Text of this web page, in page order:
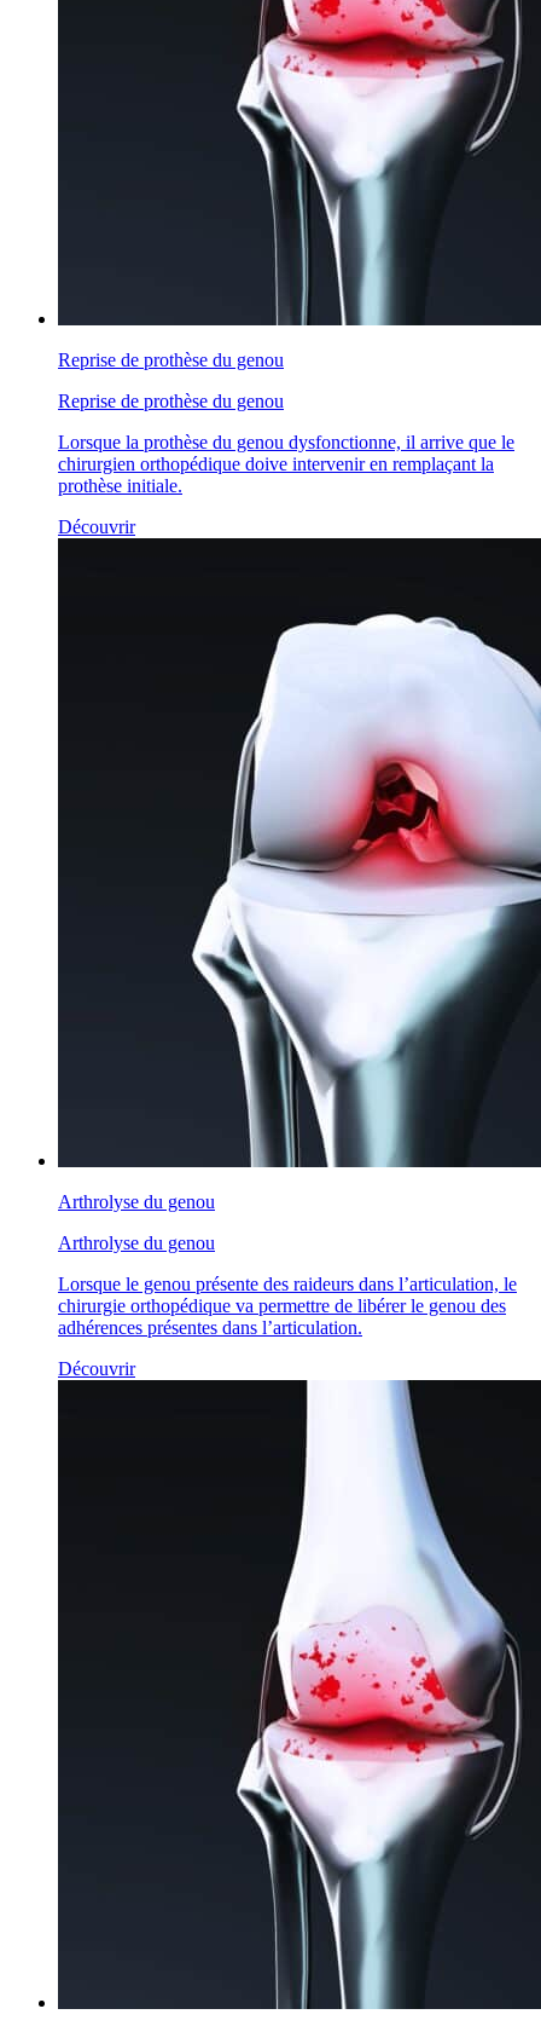
Reprise de prothèse du genou
Reprise de prothèse du genou
Lorsque la prothèse du genou dysfonctionne, il arrive que le
chirurgien orthopédique doive intervenir en remplaçant la
prothèse initiale.
Découvrir
Arthrolyse du genou
Arthrolyse du genou
Lorsque le genou présente des raideurs dans l’articulation, le
chirurgie orthopédique va permettre de libérer le genou des
adhérences présentes dans l’articulation.
Découvrir